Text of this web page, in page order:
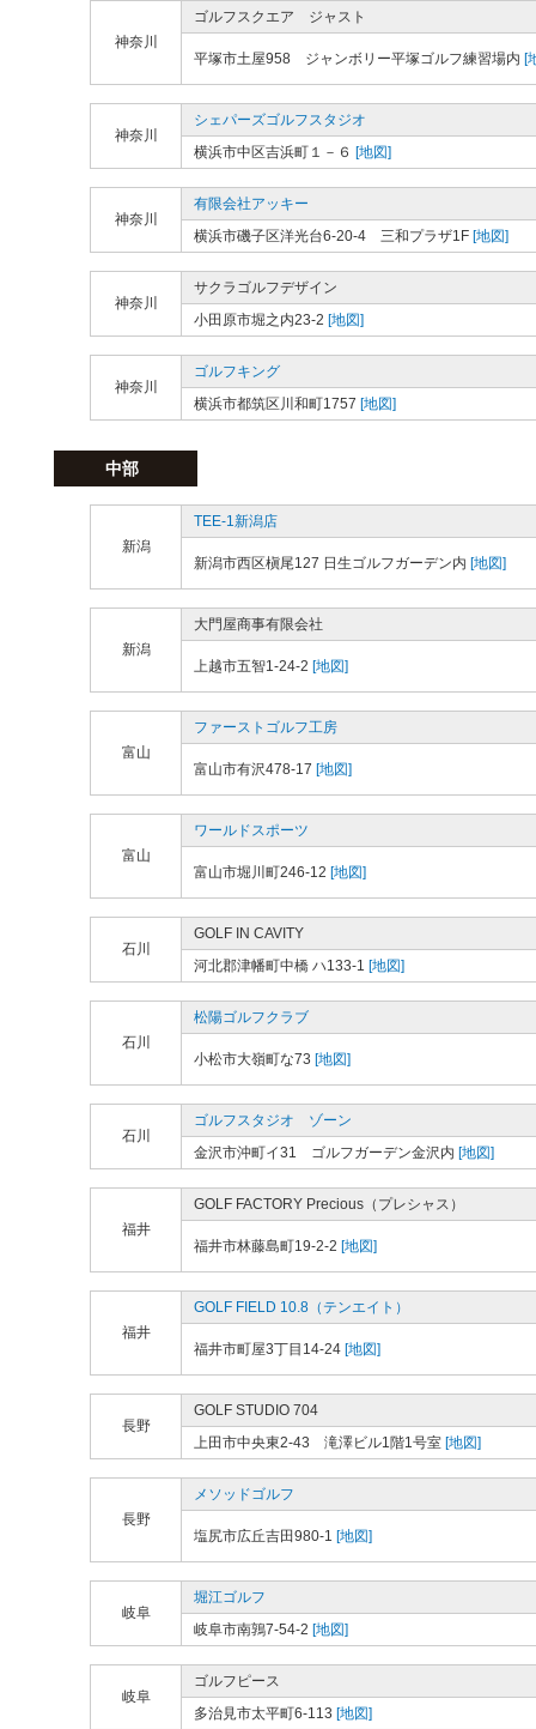
神奈川
ゴルフスクエア ジャスト
平塚市土屋958 ジャンボリー平塚ゴルフ練習場内 [
神奈川
シェパーズゴルフスタジオ
横浜市中区吉浜町１－６ [地図]
神奈川
有限会社アッキー
横浜市磯子区洋光台6-20-4 三和プラザ1F [地図]
神奈川
サクラゴルフデザイン
小田原市堀之内23-2 [地図]
神奈川
ゴルフキング
横浜市都筑区川和町1757 [地図]
中部
新潟
TEE-1新潟店
新潟市西区槇尾127 日生ゴルフガーデン内 [地図]
新潟
大門屋商事有限会社
上越市五智1-24-2 [地図]
富山
ファーストゴルフ工房
富山市有沢478-17 [地図]
富山
ワールドスポーツ
富山市堀川町246-12 [地図]
石川
GOLF IN CAVITY
河北郡津幡町中橋 ハ133-1 [地図]
石川
松陽ゴルフクラブ
小松市大嶺町な73 [地図]
石川
ゴルフスタジオ ゾーン
金沢市沖町イ31 ゴルフガーデン金沢内 [地図]
福井
GOLF FACTORY Precious（プレシャス）
福井市林藤島町19-2-2 [地図]
福井
GOLF FIELD 10.8（テンエイト）
福井市町屋3丁目14-24 [地図]
長野
GOLF STUDIO 704
上田市中央東2-43 滝澤ビル1階1号室 [地図]
長野
メソッドゴルフ
塩尻市広丘吉田980-1 [地図]
岐阜
堀江ゴルフ
岐阜市南鶉7-54-2 [地図]
岐阜
ゴルフピース
多治見市太平町6-113 [地図]